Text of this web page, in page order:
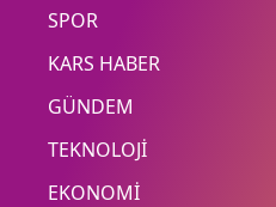
SPOR
KARS HABER
GÜNDEM
TEKNOLOJİ
EKONOMİ